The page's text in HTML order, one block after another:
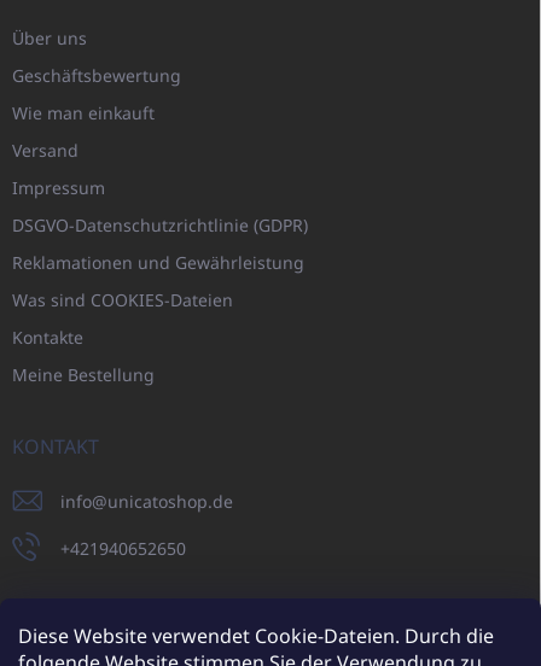
Diese Website verwendet Cookie-Dateien. Durch die
Über uns
Geschäftsbewertung
Wie man einkauft
Versand
Impressum
DSGVO-Datenschutzrichtlinie (GDPR)
Reklamationen und Gewährleistung
Was sind COOKIES-Dateien
Kontakte
Meine Bestellung
KONTAKT
info@unicatoshop.de
+421940652650